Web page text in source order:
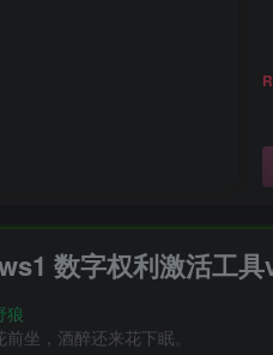
R
数字权利激活工具
狼
坐，酒醉还来花下眠。